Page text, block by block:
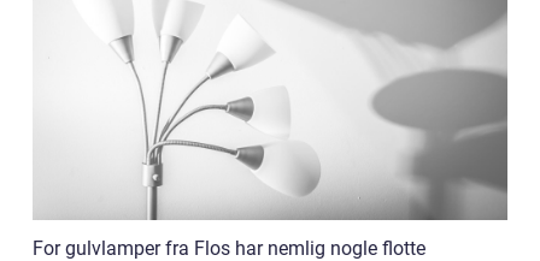
For gulvlamper fra Flos har nemlig nogle flotte